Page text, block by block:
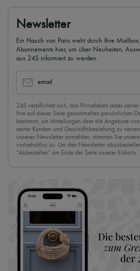
Newsletter
Ein Hauch von Paris weht durch Ihre
Abonnements hier, um über Neuheiten,
aus 24S informiert zu werden.
email
24S verpflichtet sich, das Privatleben jedes
Ihre auf dieser Seite gesammelten persönlichen
bestimmt, um Mitteilungen über die Angebote
seiner Kunden- und Geschäftsbeziehung zu
unseren Newsletter anmelden, stimmen Sie
vorbehaltlos zu. Um den Newsletter
“Abbestellen” am Ende der Seite unserer E-Mails.